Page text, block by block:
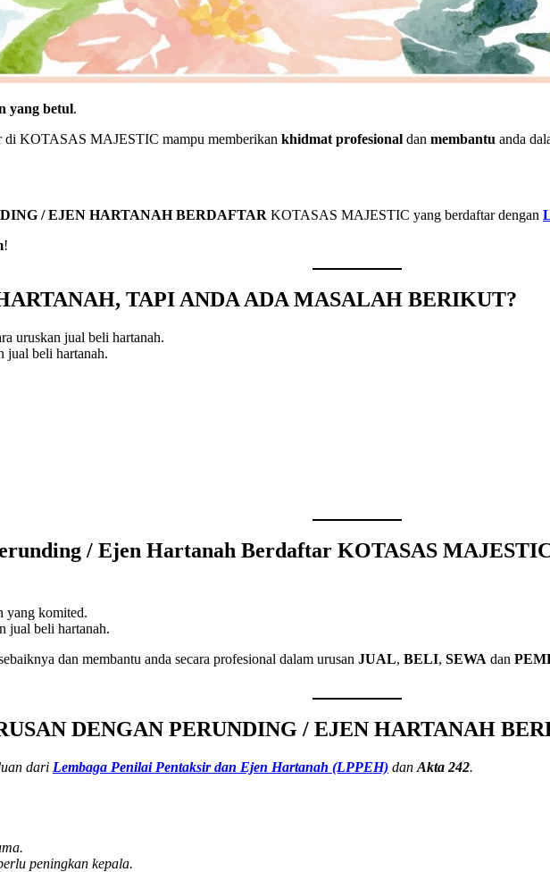
yang betul.
di KOTASAS MAJESTIC mampu memberikan khidmat profesional dan membantu anda
/ EJEN HARTANAH BERDAFTAR KOTASAS MAJESTIC yang berdaftar dengan
!
TAPI ANDA ADA MASALAH BERIKUT?
jual beli hartanah.
/ Ejen Hartanah Berdaftar KOTASAS
jual beli hartanah.
dan membantu anda secara profesional dalam urusan JUAL, BELI, SEWA dan
DENGAN PERUNDING / EJEN HARTANAH
dari Lembaga Penilai Pentaksir dan Ejen Hartanah (LPPEH) dan Akta 242.
peningkan kepala.